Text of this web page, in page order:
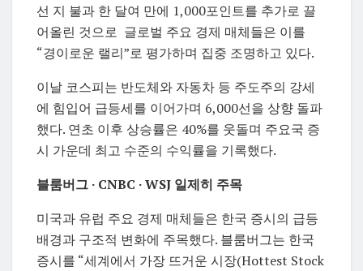
선 지 불과 한 달여 만에 1,000포인트를 추가로 끌
어올린 것으로 글로벌 주요 경제 매체들은 이를
“경이로운 랠리”로 평가하며 집중 조명하고 있다.
이날 코스피는 반도체와 자동차 등 주도주의 강세
에 힘입어 급등세를 이어가며 6,000선을 상향 돌파
했다. 연초 이후 상승률은 40%를 웃돌며 주요국 증
시 가운데 최고 수준의 수익률을 기록했다.
블룸버그 · CNBC · WSJ 일제히 주목
미국과 유럽 주요 경제 매체들은 한국 증시의 급등
배경과 구조적 변화에 주목했다. 블룸버그는 한국
증시를 “세계에서 가장 뜨거운 시장(Hottest Stock